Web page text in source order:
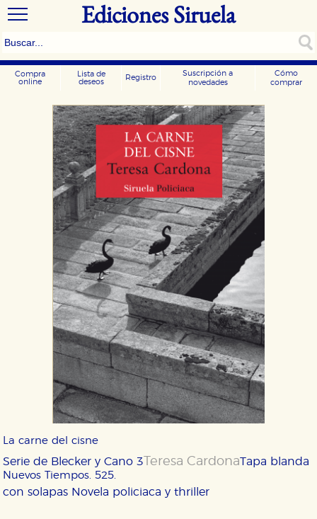
Ediciones Siruela
Compra
online
Lista de
deseos
Registro
Suscripción a
novedades
Cómo
comprar
La carne del cisne
Serie de Blecker y Cano 3 Teresa Cardona
Nuevos Tiempos. 525.
Tapa blanda
con solapas Novela policiaca y thriller